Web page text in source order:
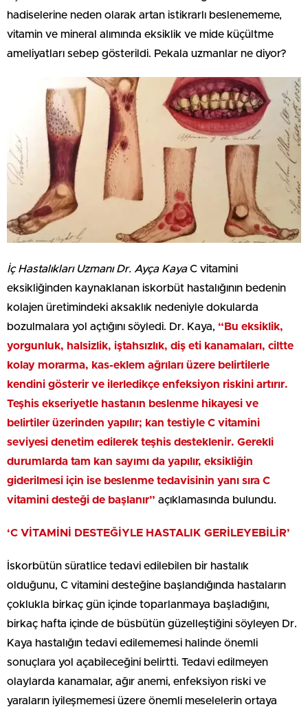
hadiselerine neden olarak artan istikrarlı beslenememe,
vitamin ve mineral alımında eksiklik ve mide küçültme
ameliyatları sebep gösterildi. Pekala uzmanlar ne diyor?
İç Hastalıkları Uzmanı Dr. Ayça KayaC vitamini
eksikliğinden kaynaklanan iskorbüt hastalığının bedenin
kolajen üretimindeki aksaklık nedeniyle dokularda
bozulmalara yol açtığını söyledi. Dr. Kaya, “Bu eksiklik,
yorgunluk, halsizlik, iştahsızlık, diş eti kanamaları, ciltte
kolay morarma, kas-eklem ağrıları üzere belirtilerle
kendini gösterir ve ilerledikçe enfeksiyon riskini artırır.
Teşhis ekseriyetle hastanın beslenme hikayesi ve
belirtiler üzerinden yapılır; kan testiyle C vitamini
seviyesi denetim edilerek teşhis desteklenir. Gerekli
durumlarda tam kan sayımı da yapılır, eksikliğin
giderilmesi için ise beslenme tedavisinin yanı sıra C
vitamini desteği de başlanır” açıklamasında bulundu.
‘C VİTAMİNİ DESTEĞİYLE HASTALIK GERİLEYEBİLİR’
İskorbütün süratlice tedavi edilebilen bir hastalık
olduğunu, C vitamini desteğine başlandığında hastaların
çoklukla birkaç gün içinde toparlanmaya başladığını,
birkaç hafta içinde de büsbütün güzelleştiğini söyleyen Dr.
Kaya hastalığın tedavi edilememesi halinde önemli
sonuçlara yol açabileceğini belirtti. Tedavi edilmeyen
olaylarda kanamalar, ağır anemi, enfeksiyon riski ve
yaraların iyileşmemesi üzere önemli meselelerin ortaya